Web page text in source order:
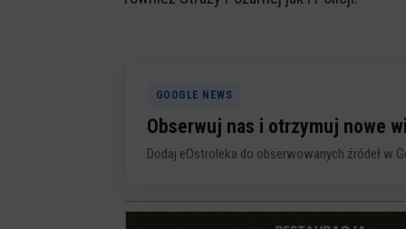
GOOGLE NEWS
Obserwuj nas i otrzymuj nowe
Dodaj eOstroleka do obserwowanych źródeł w